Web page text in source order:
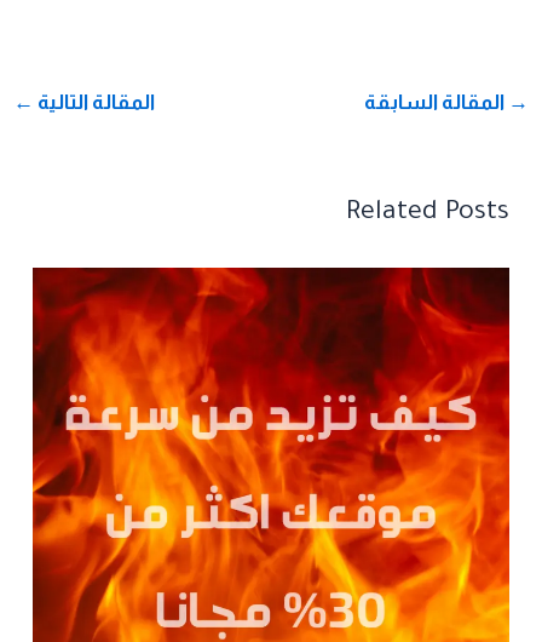
→ المقالة السابقة المقالة التالية ←
Related Posts